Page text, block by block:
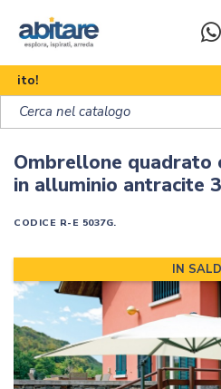
Ombrellone quadrato
in alluminio antracite
CODICE R-E 5037G.
IN